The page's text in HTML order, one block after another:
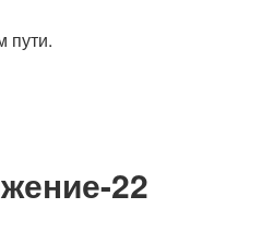
пути.
22